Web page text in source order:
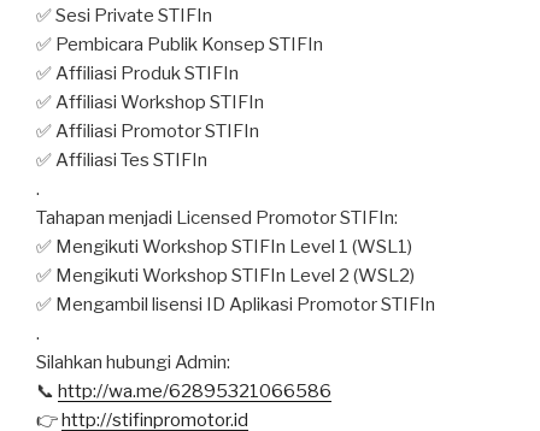
✅ Sesi Private STIFIn
✅ Pembicara Publik Konsep STIFIn
✅ Affiliasi Produk STIFIn
✅ Affiliasi Workshop STIFIn
✅ Affiliasi Promotor STIFIn
✅ Affiliasi Tes STIFIn
.
Tahapan menjadi Licensed Promotor STIFIn:
✅ Mengikuti Workshop STIFIn Level 1 (WSL1)
✅ Mengikuti Workshop STIFIn Level 2 (WSL2)
✅ Mengambil lisensi ID Aplikasi Promotor STIFIn
.
Silahkan hubungi Admin:
📞 http://wa.me/62895321066586
👉http://stifinpromotor.id